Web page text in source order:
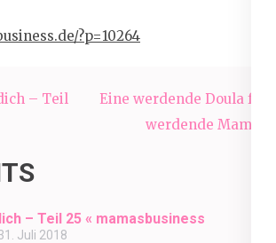
?p=10264
– Teil
Eine werdende Doula für
werdende Mamas
– Teil 25 « mamasbusiness
Juli 2018